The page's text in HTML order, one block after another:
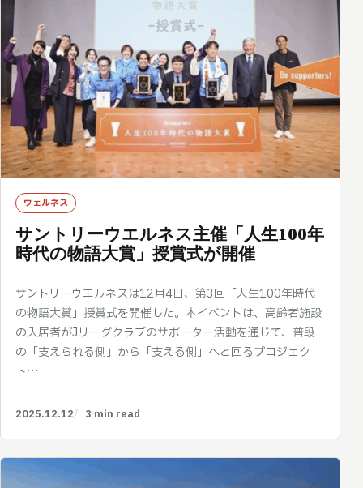
ウェルネス
サントリーウエルネス主催「人生100年
時代の物語大賞」授賞式が開催
サントリーウエルネスは12月4日、第3回「人生100年時代
の物語大賞」授賞式を開催した。本イベントは、高齢者施設
の入居者がJリーグクラブのサポーター活動を通じて、普段
の「支えられる側」から「支える側」へと回るプロジェク
ト…
2025.12.12 3 min read